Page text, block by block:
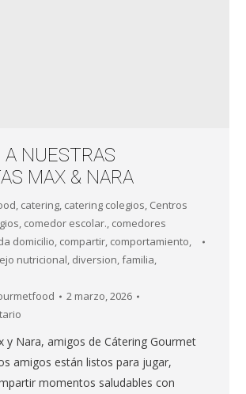
A NUESTRAS
MAX & NARA
, catering, catering colegios, Centros
, comedor escolar., comedores
domicilio, compartir, comportamiento,
nutricional, diversion,familia,
2 marzo, 2026
y Nara, amigos de Cátering Gourmet
amigos están listos para jugar,
momentos saludables con